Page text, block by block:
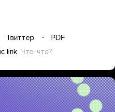
Твиттер
PDF
link Что-что?